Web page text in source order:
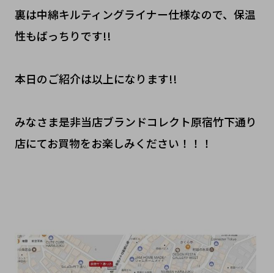
裏は中綿キルティングライナー仕様なので、保温
性もばっちりです!!
本日のご紹介は以上になります!!
みなさま是非当店ブランドコレクト原宿竹下通り
店にてお買物をお楽しみください！！！